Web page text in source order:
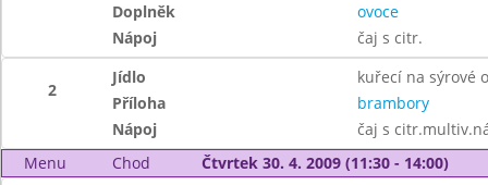
Doplněk
ovoce
Nápoj
čaj s citr.
2
Jídlo
kuřecí na sýrové
Příloha
brambory
Nápoj
čaj s
Menu
Chod Čtvrtek 30. 4. 2009 (11:30 - 14:00)